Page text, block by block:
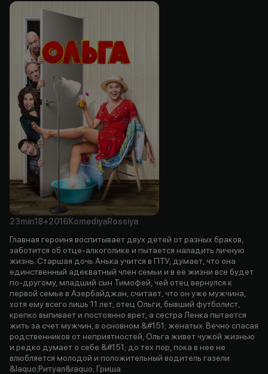
23min18+2016KomediyaRossiya
Главная героиня воспитывает двух детей от разных браков,
заботится об отце-алкоголике и пытается наладить личную
жизнь. Старшая дочь Анька учится в ПТУ, думает, что она
единственный адекватный член семьи и в её жизни все будет
по-другому, младший сын Тимофей, чей отец вернулся к
первой семье в Азербайджан, считает, что он уже мужчина,
хотя ему всего лишь 11 лет, отец Ольги, бывший футболист,
крепко выпивает и постоянно врет, а сестра Ленка пытается
жить за счет мужчин, в основном &#151; женатых. Вечно спасая
родственников от неприятностей, Ольга живет чужой жизнью
и редко думает о себе &#151; до тех пор, пока в нее не
влюбляется молодой и положительный водитель газели
&laquo;Ритуал&raquo; Гриша.